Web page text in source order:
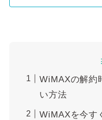
WiMAXの解約
い方法
WiMAXを今す